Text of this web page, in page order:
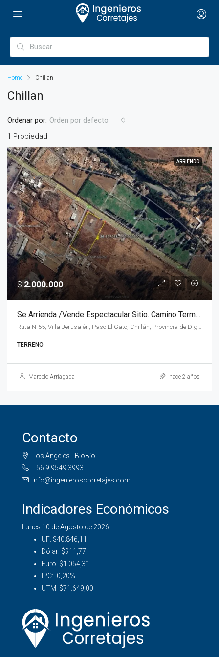
Home Chillan
Chillan
1 Propiedad
Ordenar por: Orden por defecto
ARRIENDO
$ 2.000.000
Se Arrienda /Vende Espectacular Sitio. Camino Termas. Chillan
TERRENO
Marcelo Arriagada hace 2 años
Contacto
Los Ángeles - BioBío
+56 9 9549 3993
info@ingenieroscorretajes.com
Indicadores Económicos
Lunes 10 de Agosto de 2026
UF: $40.846,11
Dólar: $911,77
Euro: $1.054,31
IPC: -0,20%
UTM: $71.649,00